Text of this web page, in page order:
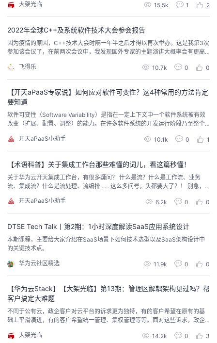
堂
我
程
认
的
我
藏
支
声
议
大架光临
15.5k 1 2
2022年全球C++及系统软件技术大会参会报告
因为疫情的原因，C++技术大会时隔一年半之后才得以再次举办。这是我第3次
参加该会议了，在前两次会议中，我发现国外专家的主题演讲大概率会有更高
所有的英文演讲全部排在了C会场。下面介绍我这次会议听的主题：《现代C+
+的发展与演化》——Bjarne StroustrupC++之父的演讲照例排在第一个。但实
飞得乐 10.7k 0 0
【开天aPaaS专家说】如何应对软件可变性？这4种常用的方法肯定
要知道
软件可变性（Software Variability）是指在一定上下文中一个软件系统被有效
改变（扩展、配置、调整）的能力。在许多软件系统的开发运行阶段乃至整个
变性，开发者们根据软件实现要求和成本投入，采取软件预留配置点、动态软
件产品线、运行时可变性动态绑定、多变非核心功能的快速开发等方法来应
开天aPaaS小助手 10.1k 0 1
【术语科普】关于集成工作台那些难懂的词儿，看这篇秒懂！
关于华为云开天集成工作台，有很多疑问？ 什么是流？什么是工作流、业务
流、集成流？什么是流处理、流编排...... 这么多问号，头都要大了？！ 别急，
开天aPaaS小助手
6.2k 0 0
DTSE Tech Talk丨第2期：1小时深度解读SaaS应用系统设计
本期课程，主要给大家介绍在SaaS场景下如何技术选型以及SaaS架构设计中
的关键技术点。
华为云社区精选 11.9k 0 0
【华为云Stack】【大架光临】第13期：管理区解耦架构见过吗？帮
客户搞定大难题
不同于公有云，政企客户对云平台的诉求更为独特，有的客户希望在原有的基
础上平滑演进，有的客户希望统一管理、集权管理等等。面对这些诉求，政企
管理区解耦和相关部署/搬迁工具，在同一框架下满足客户诉求。那么，管理区
大架光临 14.2k 0 3